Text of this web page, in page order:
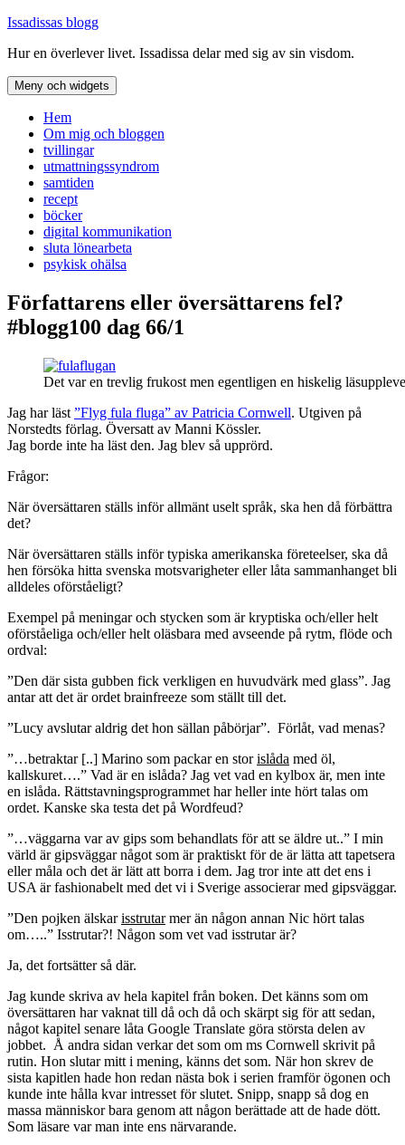
Hoppa
innehåll
Issadissas blogg
Hur en överlever livet. Issadissa delar med sig av sin visdom.
Meny och widgets
Hem
Om mig och bloggen
tvillingar
utmattningssyndrom
samtiden
recept
böcker
digital kommunikation
sluta lönearbeta
psykisk ohälsa
Författarens eller översättarens fel?
#blogg100 dag 66/1
Det var en trevlig frukost men egentligen en hiskelig
Jag har läst ”Flyg fula fluga” av Patricia Cornwell. Utgiven på
Norstedts förlag. Översatt av Manni Kössler.
Jag borde inte ha läst den. Jag blev så upprörd.
Frågor:
När översättaren ställs inför allmänt uselt språk, ska hen då förbättra
det?
När översättaren ställs inför typiska amerikanska företeelser, ska då
hen försöka hitta svenska motsvarigheter eller låta sammanhanget bli
alldeles oförståeligt?
Exempel på meningar och stycken som är kryptiska och/eller helt
oförståeliga och/eller helt oläsbara med avseende på rytm, flöde och
ordval:
”Den där sista gubben fick verkligen en huvudvärk med glass”. Jag
antar att det är ordet brainfreeze som ställt till det.
”Lucy avslutar aldrig det hon sällan påbörjar”. Förlåt, vad menas?
”…betraktar [..] Marino som packar en storislåda med öl,
kallskuret….” Vad är en islåda? Jag vet vad en kylbox är, men inte
en islåda. Rättstavningsprogrammet har heller inte hört talas om
ordet. Kanske ska testa det på Wordfeud?
”…väggarna var av gips som behandlats för att se äldre ut..” I min
värld är gipsväggar något som är praktiskt för de är lätta att tapetsera
eller måla och det är lätt att borra i dem. Jag tror inte att det ens i
USA är fashionabelt med det vi i Sverige associerar med gipsväggar.
”Den pojken älskarisstrutarmer än någon annan Nic hört talas
om…..” Isstrutar?! Någon som vet vad isstrutar är?
Ja, det fortsätter så där.
Jag kunde skriva av hela kapitel från boken. Det känns som om
översättaren har vaknat till då och då och skärpt sig för att sedan,
något kapitel senare låta Google Translate göra största delen av
jobbet. Å andra sidan verkar det som om ms Cornwell skrivit på
rutin. Hon slutar mitt i mening, känns det som. När hon skrev de
sista kapitlen hade hon redan nästa bok i serien framför ögonen och
kunde inte hålla kvar intresset för slutet. Snipp, snapp så dog en
massa människor bara genom att någon berättade att de hade dött.
Som läsare var man inte ens närvarande.